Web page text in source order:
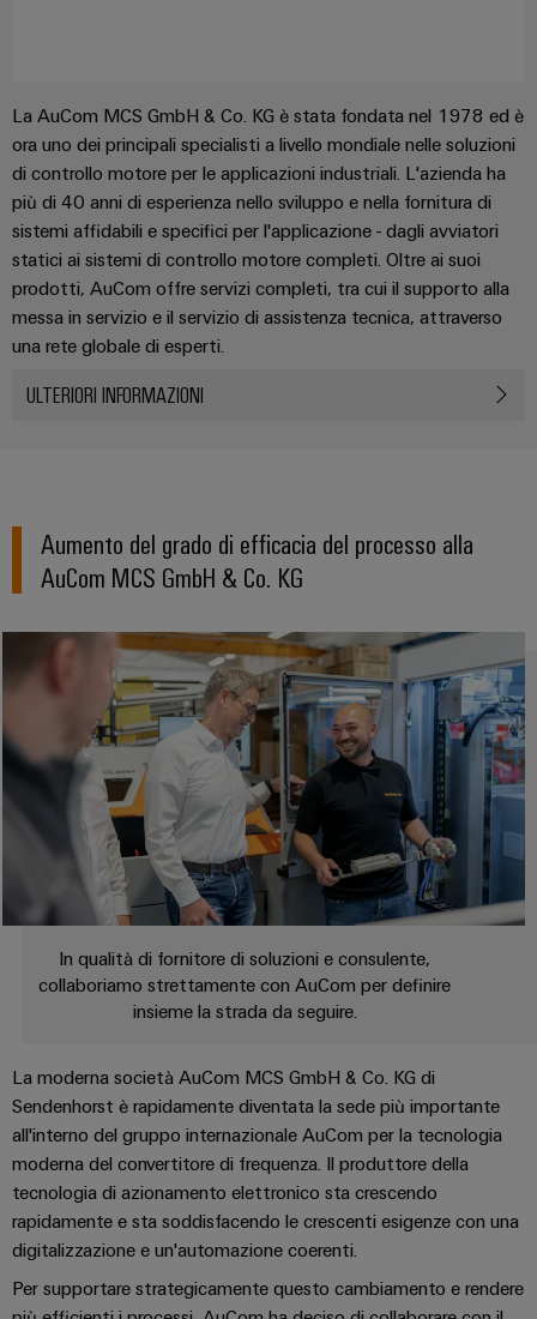
per
dispositivi
Energia
eolica
Eccellenza
nell'energia
eolica
tradizionale
energetica
comprovata
Sfruttare
l'energia
solare
per
il
grado
di
efficacia
delle
risorse
Idrogeno
L'idrogeno
tecnologia
fondamentale
energetica
Industria
ferroviaria
Soluzioni
moderne
e
digitali
una
mobilità
Costruzione
intelligente
dell’armadio
Misurazione
smart
Workplace
Analitica
Automazione
decentrata
Automazione
industriale
IoT
industriale
Sicurezza
industriale
SOFTWARE
e
automazione
Soluzioni
di
gestione
energetica
Piattaforma
sistema
e
di
migrazione
PLC
Interfacce
di
servizio
Box
Componenti
elettronici
Moduli
relè
e
relè
a
stato
solido
Amplificatori
di
isolamento
e
trasduttori
Alimentatori
Custodie
per
componenti
elettronici
Protezione
Supporto
Supporto
tecnico
Conformità
ambientale
dei
prodotti
PSIRT
Cataloghi
prodotti
tecnici
Riparazioni
ricambi
Corsi
di
formazione
e
webinar
Opzioni
di
eShop
Interfaccia
OCI
Interfaccia
Transportation
Processo
Energia
Webshop
Il
nostro
Management
Career
Le
nostre
novità
e
fiere
Trade
Press
News
I
nostri
partner
Distribuzione
IIoT
e
rete
partner
di
automazione
Trovate
il
vostro
partner
di
La AuCom MCS GmbH & Co. KG è stata fondata nel 1978 ed è
ora uno dei principali specialisti a livello mondiale nelle soluzioni
di controllo motore per le applicazioni industriali. L'azienda ha
più di 40 anni di esperienza nello sviluppo e nella fornitura di
sistemi affidabili e specifici per l'applicazione - dagli avviatori
statici ai sistemi di controllo motore completi. Oltre ai suoi
prodotti, AuCom offre servizi completi, tra cui il supporto alla
messa in servizio e il servizio di assistenza tecnica, attraverso
una rete globale di esperti.
ULTERIORI INFORMAZIONI
Aumento del grado di efficacia del processo alla
AuCom MCS GmbH & Co. KG
In qualità di fornitore di soluzioni e consulente,
collaboriamo strettamente con AuCom per definire
insieme la strada da seguire.
La moderna società AuCom MCS GmbH & Co. KG di
Sendenhorst è rapidamente diventata la sede più importante
all'interno del gruppo internazionale AuCom per la tecnologia
moderna del convertitore di frequenza. Il produttore della
tecnologia di azionamento elettronico sta crescendo
rapidamente e sta soddisfacendo le crescenti esigenze con una
digitalizzazione e un'automazione coerenti.
Per supportare strategicamente questo cambiamento e rendere